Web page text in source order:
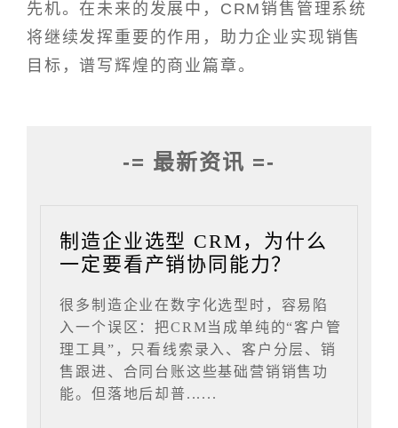
先机。在未来的发展中，CRM销售管理系统
将继续发挥重要的作用，助力企业实现销售
目标，谱写辉煌的商业篇章。
-= 最新资讯 =-
制造企业选型 CRM，为什么
一定要看产销协同能力？
很多制造企业在数字化选型时，容易陷
入一个误区：把CRM当成单纯的“客户管
理工具”，只看线索录入、客户分层、销
售跟进、合同台账这些基础营销销售功
能。但落地后却普......